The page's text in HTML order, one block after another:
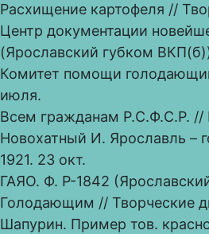
Расхищение картофеля //
Центр документации
(Ярославский губком
Комитет помощи
июля.
Всем гражданам Р.С.Ф.С.Р. //
Новохатный И. Ярославль –
1921. 23 окт.
ГАЯО. Ф. Р-1842
Голодающим // Творческие
Шапурин. Пример тов.